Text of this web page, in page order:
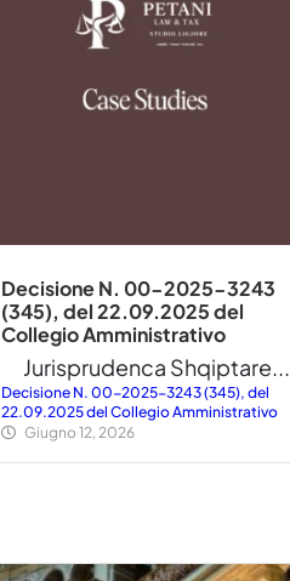
Decisione N. 00-2025-3243
(345), del 22.09.2025 del
Collegio Amministrativo
Jurisprudenca Shqiptare...
Decisione N. 00-2025-3243 (345), del
22.09.2025 del Collegio Amministrativo
Giugno 12, 2026